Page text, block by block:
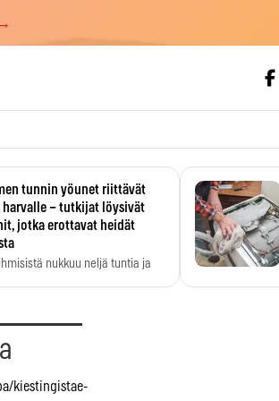
tunnin yöunet riittävät
harvalle – tutkijat löysivät
jotka erottavat heidät
nukkuu neljä tuntia ja
kiestingistae-